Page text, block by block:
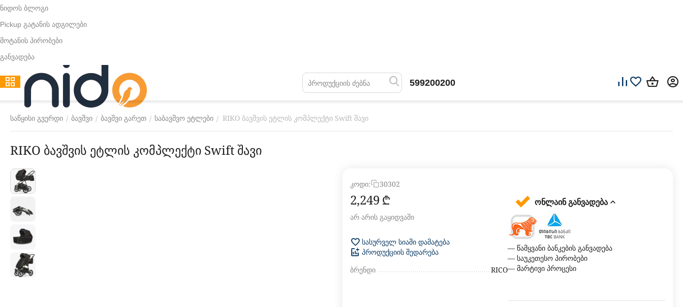
ნიდოს ბლოგი
Pickup გატანის ადგილები
მოტანის პირობები
განვადება
599200200
საწყისი გვერდი / ბავშვი / ბავშვი გარეთ / საბავშვო ეტლები / RIKO ბავშვის ეტლის კომპლექტი Swift შავი
RIKO ბავშვის ეტლის კომპლექტი Swift შავი
კოდი: 30302
2,249 ₾
არ არის გაყიდვაში
სასურველ სიაში დამატება
პროდუქციის შედარება
ბრენდი RICO
ონლაინ განვადება
— წამყვანი ბანკების განვადება
— საუკეთესო პირობები
— მარტივი პროცესი